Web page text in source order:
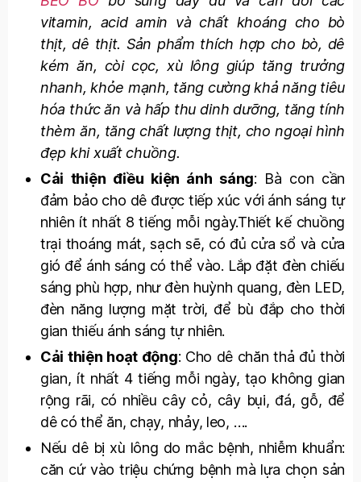
vitamin, acid amin và chất khoáng cho bò
thịt, dê thịt. Sản phẩm thích hợp cho bò, dê
kém ăn, còi cọc, xù lông giúp tăng trưởng
nhanh, khỏe mạnh, tăng cường khả năng tiêu
hóa thức ăn và hấp thu dinh dưỡng, tăng tính
thèm ăn, tăng chất lượng thịt, cho ngoại hình
đẹp khi xuất chuồng.
Cải thiện điều kiện ánh sáng: Bà con cần
đảm bảo cho dê được tiếp xúc với ánh sáng tự
nhiên ít nhất 8 tiếng mỗi ngày.Thiết kế chuồng
trại thoáng mát, sạch sẽ, có đủ cửa sổ và cửa
gió để ánh sáng có thể vào. Lắp đặt đèn chiếu
sáng phù hợp, như đèn huỳnh quang, đèn LED,
đèn năng lượng mặt trời, để bù đắp cho thời
gian thiếu ánh sáng tự nhiên.
Cải thiện hoạt động: Cho dê chăn thả đủ thời
gian, ít nhất 4 tiếng mỗi ngày, tạo không gian
rộng rãi, có nhiều cây cỏ, cây bụi, đá, gỗ, để
dê có thể ăn, chạy, nhảy, leo, ….
Nếu dê bị xù lông do mắc bệnh, nhiễm khuẩn:
căn cứ vào triệu chứng bệnh mà lựa chọn sản